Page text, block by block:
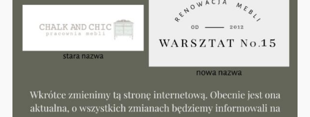
Tagged With:bejcowanie drewno,greek
blue,kolor,metamorfoza,niebieski,